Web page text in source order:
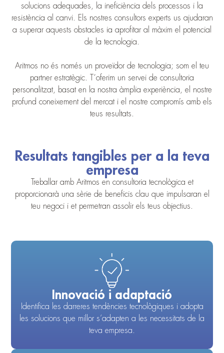
solucions adequades, la ineficiència dels processos i la
resistència al canvi. Els nostres consultors experts us ajudaran
a superar aquests obstacles ia aprofitar al màxim el potencial
de la tecnologia.
Aritmos no és només un proveïdor de tecnologia; som el teu
partner estratègic. T´oferim un servei de consultoria
personalitzat, basat en la nostra àmplia experiència, el nostre
profund coneixement del mercat i el nostre compromís amb els
teus resultats.
Resultats tangibles per a la teva
empresa
Treballar amb Aritmos en consultoria tecnològica et
proporcionarà una sèrie de beneficis clau que impulsaran el
teu negoci i et permetran assolir els teus objectius.
Innovació i adaptació
Identifica les darreres tendències tecnològiques i adopta
les solucions que millor s’adapten a les necessitats de la
teva empresa.